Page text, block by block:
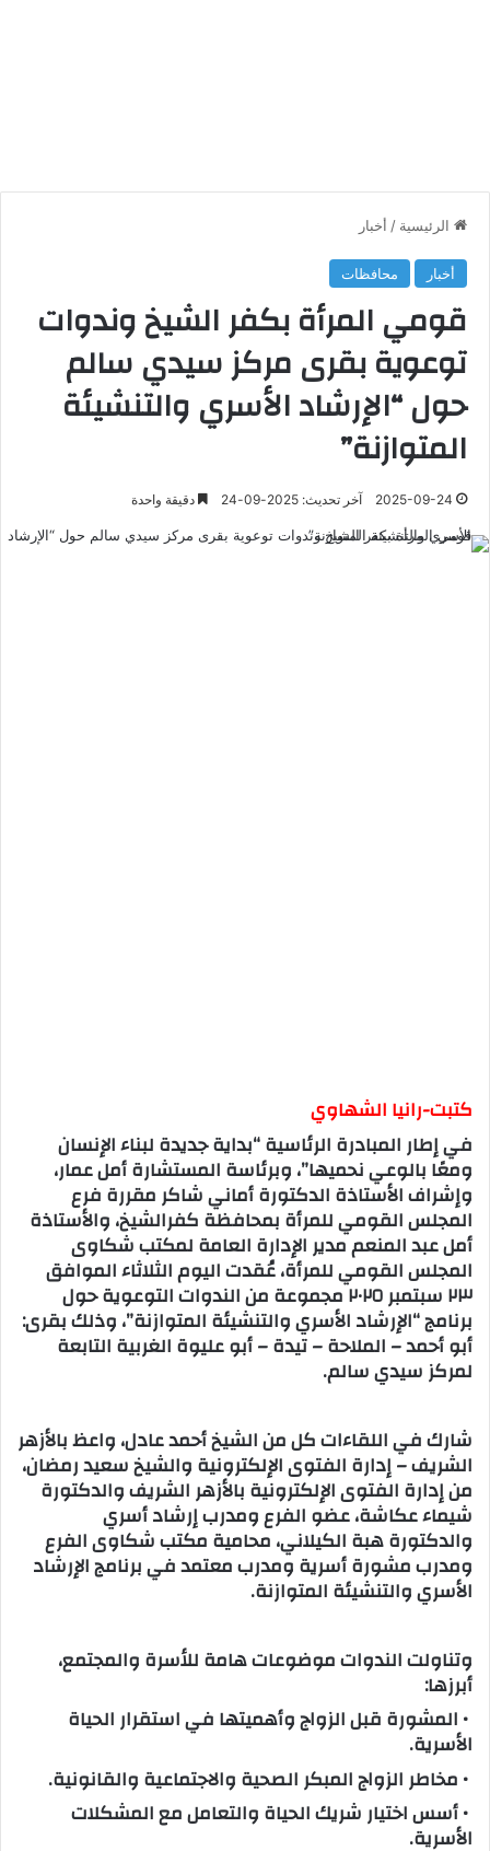
الرئيسية / أخبار
أخبار محافظات
قومي المرأة بكفر الشيخ وندوات
توعوية بقرى مركز سيدي سالم
حول “الإرشاد الأسري والتنشيئة
المتوازنة”
2025-09-24 آخر تحديث: 2025-09-24 دقيقة واحدة
كتبت-رانيا الشهاوي
في إطار المبادرة الرئاسية “بداية جديدة لبناء الإنسان
ومعًا بالوعي نحميها”، وبرئاسة المستشارة أمل عمار،
وإشراف الأستاذة الدكتورة أماني شاكر مقررة فرع
المجلس القومي للمرأة بمحافظة كفرالشيخ، والأستاذة
أمل عبد المنعم مدير الإدارة العامة لمكتب شكاوى
المجلس القومي للمرأة، عُقدت اليوم الثلاثاء الموافق
٢٣ سبتمبر ٢٠٢٥ مجموعة من الندوات التوعوية حول
برنامج “الإرشاد الأسري والتنشيئة المتوازنة”، وذلك بقرى:
أبو أحمد – الملاحة – تيدة – أبو عليوة الغربية التابعة
لمركز سيدي سالم.
شارك في اللقاءات كل من الشيخ أحمد عادل، واعظ بالأزهر
الشريف – إدارة الفتوى الإلكترونية والشيخ سعيد رمضان،
من إدارة الفتوى الإلكترونية بالأزهر الشريف والدكتورة
شيماء عكاشة، عضو الفرع ومدرب إرشاد أسري
والدكتورة هبة الكيلاني، محامية مكتب شكاوى الفرع
ومدرب مشورة أسرية ومدرب معتمد في برنامج الإرشاد
الأسري والتنشيئة المتوازنة.
وتناولت الندوات موضوعات هامة للأسرة والمجتمع،
أبرزها:
• المشورة قبل الزواج وأهميتها في استقرار الحياة
الأسرية.
• مخاطر الزواج المبكر الصحية والاجتماعية والقانونية.
• أسس اختيار شريك الحياة والتعامل مع المشكلات
الأسرية.